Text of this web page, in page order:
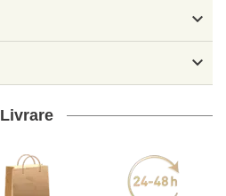


Livrare